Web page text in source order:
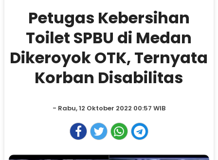
Petugas Kebersihan
Toilet SPBU di Medan
Dikeroyok OTK, Ternyata
Korban Disabilitas
- Rabu, 12 Oktober 2022 00:57 WIB